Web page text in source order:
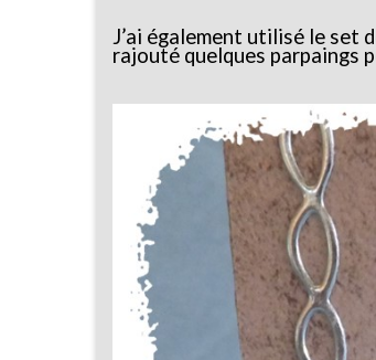
J’ai également utilisé le set
rajouté quelques parpaings